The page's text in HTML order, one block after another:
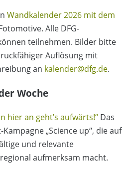
Wandkalender 2026 mit dem
Alle DFG-
teilnehmen. Bilder bitte
Auflösung mit
an kalender@dfg.de.
Woche
hier an geht’s aufwärts!“ Das
„Science up“, die auf
und relevante
aufmerksam macht.